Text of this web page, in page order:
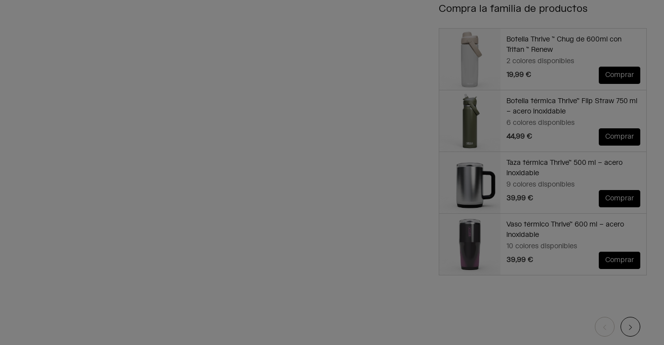
Compra la familia de productos
Botella Thrive ™ Chug de 600ml con
Tritan ™ Renew
2 colores disponibles
19,99 €
Comprar
Botella térmica Thrive™ Flip Straw 750 ml
– acero inoxidable
6 colores disponibles
44,99 €
Comprar
Taza térmica Thrive™ 500 ml – acero
inoxidable
9 colores disponibles
39,99 €
Comprar
Vaso térmico Thrive™ 600 ml – acero
inoxidable
10 colores disponibles
39,99 €
Comprar